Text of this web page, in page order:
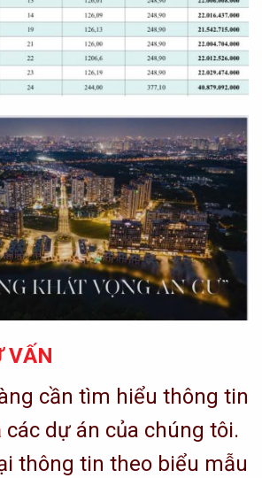
VẤN
cần tìm hiểu thông tin
dự án của chúng tôi.
thông tin theo biểu mẫu